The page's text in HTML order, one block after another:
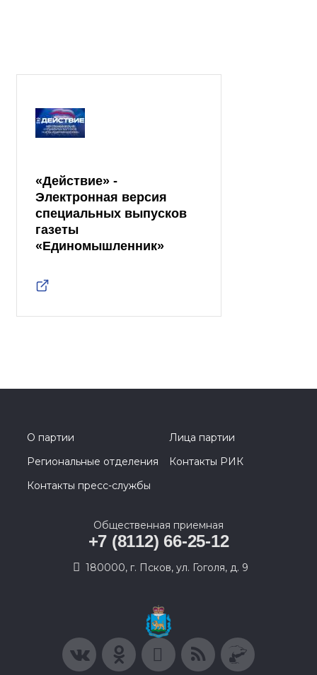
«Действие» -
Электронная версия
специальных выпусков
газеты
«Единомышленник»
О партии
Лица партии
Региональные отделения
Контакты РИК
Контакты пресс-службы
Общественная приемная
+7 (8112) 66-25-12
180000, г. Псков, ул. Гоголя, д. 9